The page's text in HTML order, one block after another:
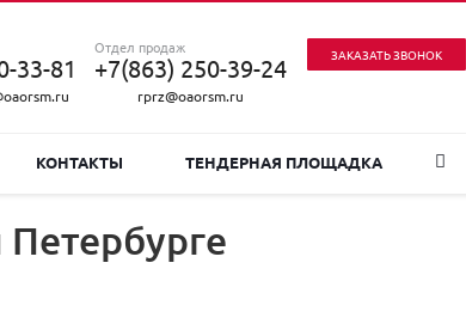
ЗАКАЗАТЬ ЗВОНОК
Отдел продаж
+7(863) 250-39-24
rprz@oaorsm.ru
33-81
КОНТАКТЫ ТЕНДЕРНАЯ ПЛОЩАДКА